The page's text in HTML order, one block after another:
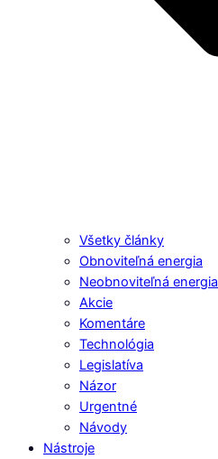
Všetky články
Obnoviteľná energia
Neobnoviteľná energia
Akcie
Komentáre
Technológia
Legislatíva
Názor
Urgentné
Návody
Nástroje